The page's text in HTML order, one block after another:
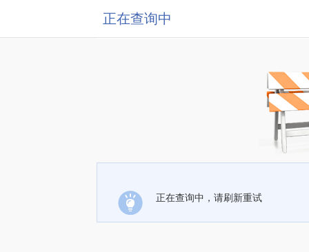
正在查询中
正在查询中，请刷新重试